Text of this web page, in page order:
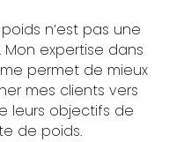
n’est pas une
expertise dans
permet de mieux
mes clients vers
leurs objectifs de
de poids.